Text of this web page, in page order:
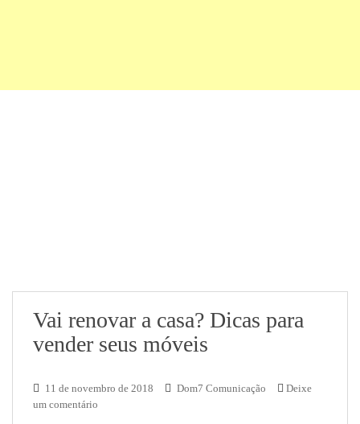
Vai renovar a casa? Dicas para
vender seus móveis
11 de novembro de 2018 Dom7 Comunicação
Deixe
um comentário